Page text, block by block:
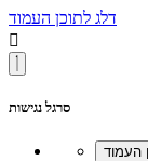
דלג לתוכן העמוד

סרגל נגישות